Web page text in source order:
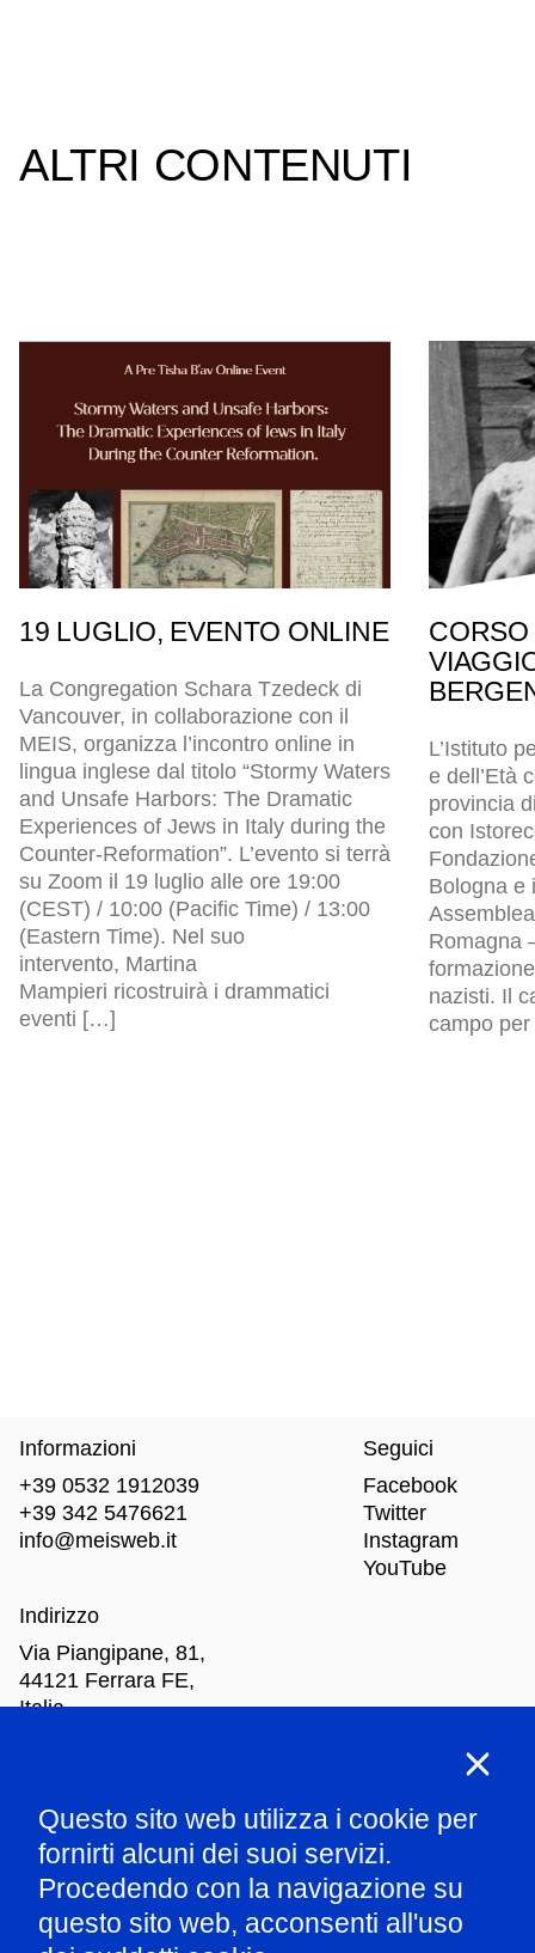
ALTRI CONTENUTI
19 LUGLIO, EVENTO ONLINE
La Congregation Schara Tzedeck di
Vancouver, in collaborazione con il
MEIS, organizza l’incontro online in
lingua inglese dal titolo “Stormy Waters
and Unsafe Harbors: The Dramatic
Experiences of Jews in Italy during the
Counter-Reformation”. L’evento si terrà
su Zoom il 19 luglio alle ore 19:00
(CEST) / 10:00 (Pacific Time) / 13:00
(Eastern Time). Nel suo
intervento, Martina
Mampieri ricostruirà i drammatici
eventi […]
L’Istituto
e dell’Età
provincia
con
Bologna e
Romagna
nazisti. Il
campo
Questo sito web utilizza i cookie per
fornirti alcuni dei suoi servizi.
Procedendo con la navigazione su
questo sito web, acconsenti all'uso
Informazioni
+39 0532 1912039
+39 342 5476621
info@meisweb.it
Indirizzo
Via Piangipane, 81,
44121 Ferrara FE,
Italia
Seguici
Facebook
Twitter
Instagram
YouTube
Mar-Dom: dalle 10.00 alle 18.00
Parla con il nostro staff